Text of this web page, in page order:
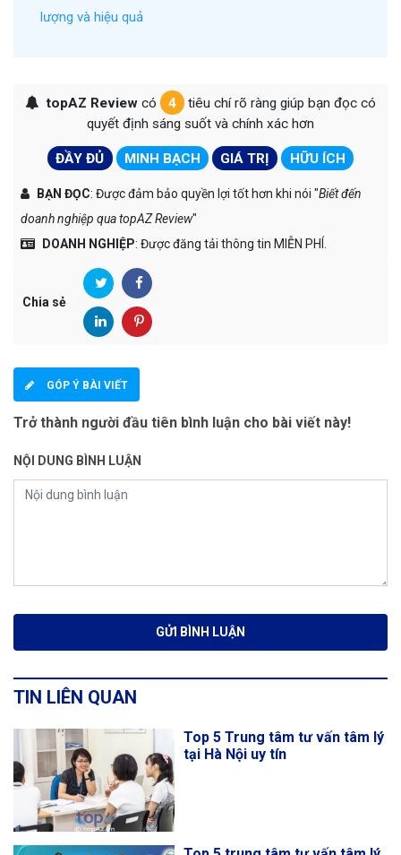
lượng và hiệu quả
topAZ Reviewcó 4
tiêu chí rõ ràng giúp bạn đọc có
quyết định sáng suốt và chính xác hơn
ĐẦY ĐỦ MINH BẠCH GIÁ TRỊ HỮU ÍCH
BẠN ĐỌC: Được đảm bảo quyền lợi tốt hơn khi nói "Biết đến
doanh nghiệp qua topAZ Review"
DOANH NGHIỆP: Được đăng tải thông tin MIỄN PHÍ.
Chia sẻ
GÓP Ý BÀI VIẾT
Trở thành người đầu tiên bình luận cho bài viết này!
NỘI DUNG BÌNH LUẬN
TIN LIÊN QUAN
Top 5 Trung tâm tư vấn tâm lý
tại Hà Nội uy tín